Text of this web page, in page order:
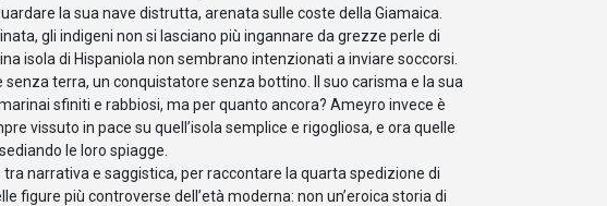
la sua nave distrutta, arenata sulle coste della Giamaica.
gli indigeni non si lasciano più ingannare da grezze perle di
isola di Hispaniola non sembrano intenzionati a inviare soccorsi.
terra, un conquistatore senza bottino. Il suo carisma e la sua
sfiniti e rabbiosi, ma per quanto ancora? Ameyro invece è
vissuto in pace su quell’isola semplice e rigogliosa, e ora quelle
le loro spiagge.
narrativa e saggistica, per raccontare la quarta spedizione di
figure più controverse dell’età moderna: non un’eroica storia di